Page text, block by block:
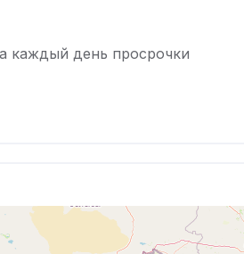
каждый день просрочки